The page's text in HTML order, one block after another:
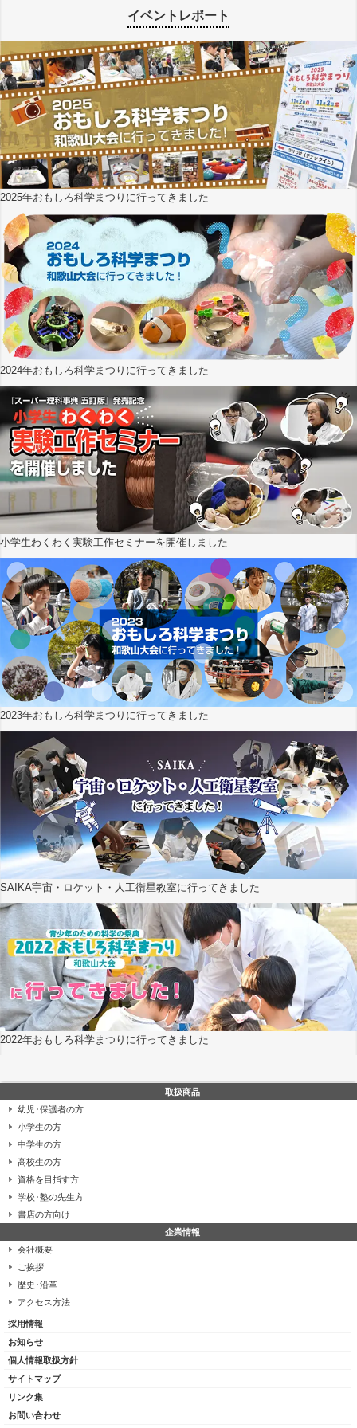
イベントレポート
2025年おもしろ科学まつりに行ってきました
2024年おもしろ科学まつりに行ってきました
小学生わくわく実験工作セミナーを開催しました
2023年おもしろ科学まつりに行ってきました
SAIKA宇宙・ロケット・人工衛星教室に行ってきました
2022年おもしろ科学まつりに行ってきました
取扱商品
幼児･保護者の方
小学生の方
中学生の方
高校生の方
資格を目指す方
学校･塾の先生方
書店の方向け
企業情報
会社概要
ご挨拶
歴史･沿革
アクセス方法
採用情報
お知らせ
個人情報取扱方針
サイトマップ
リンク集
お問い合わせ